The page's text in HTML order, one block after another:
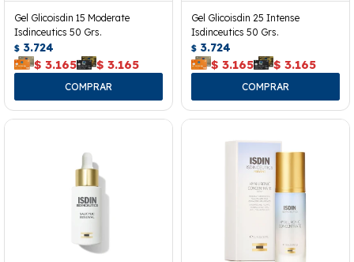
Gel Glicoisdin 15 Moderate
Isdinceutics 50 Grs.
$ 3.724
$ 3.165 $ 3.165
Gel Glicoisdin 25 Intense
Isdinceutics 50 Grs.
$ 3.724
$ 3.165 $ 3.165